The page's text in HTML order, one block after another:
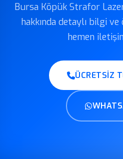
Bursa Köpük Strafor
hakkında detaylı bilgi
hemen
ÜCRETSIZ